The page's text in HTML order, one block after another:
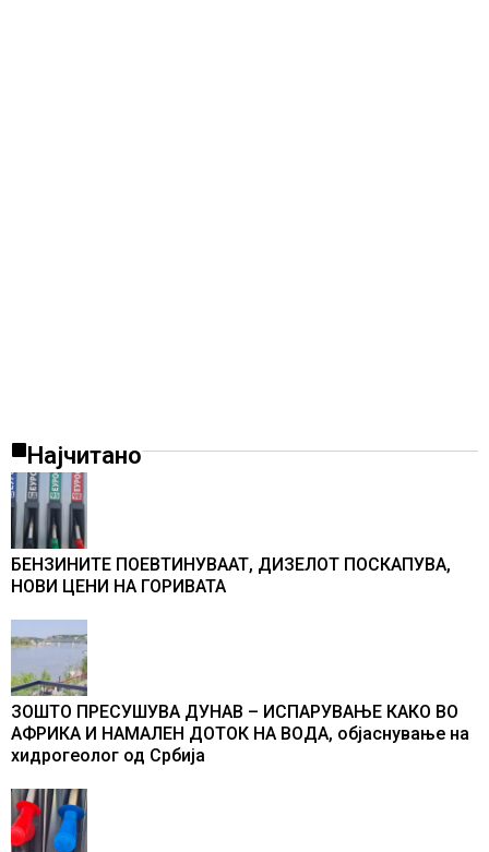
Најчитано
БЕНЗИНИТЕ ПОЕВТИНУВААТ, ДИЗЕЛОТ ПОСКАПУВА,
НОВИ ЦЕНИ НА ГОРИВАТА
ЗОШТО ПРЕСУШУВА ДУНАВ – ИСПАРУВАЊЕ КАКО ВО
АФРИКА И НАМАЛЕН ДОТОК НА ВОДА, објаснување на
хидрогеолог од Србија